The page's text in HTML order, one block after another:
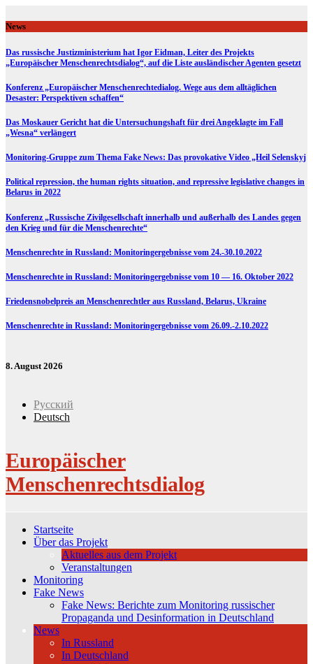
to
content
News
Das russische Justizministerium hat Igor Eidman, Leiter des Projekts
„Europäischer Menschenrechtsdialog“, auf die Liste ausländischer Agenten gesetzt
Konferenz „Europäischer Menschenrechtedialog. Wege aus dem alltäglichen
Desaster: Perspektiven schaffen“
Das Moskauer Gericht hat die Untersuchungshaft für drei Angeklagte im Fall
„Wesna“ verlängert
Monitoring-Gruppe zum Thema Fake News: Das provokative Video „Heil Selenskyj
Political repression, the human rights situation, and repressive legislative changes in
Belarus in 2022
Konferenz „Russische Zivilgesellschaft innerhalb und außerhalb des Landes gegen
den Krieg und für die Menschenrechte“
Menschenrechte in Russland: Monitoringergebnisse vom 24.-30.10.2022
Menschenrechte in Russland: Monitoringergebnisse vom 10 — 16. Oktober 2022
Friedensnobelpreis an Menschenrechtler aus Russland, Belarus, Ukraine
Menschenrechte in Russland: Monitoringergebnisse vom 26.09.-2.10.2022
8. August 2026
Русский
Deutsch
Europäischer
Menschenrechtsdialog
Startseite
Über das Projekt
Aktuelles aus dem Projekt
Veranstaltungen
Monitoring
Fake News
Fake News: Berichte zum Monitoring russischer
Propaganda und Desinformation in Deutschland
News
In Russland
In Deutschland